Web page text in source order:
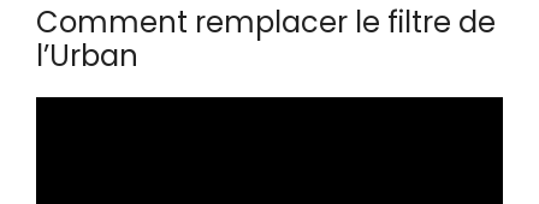
Comment remplacer le filtre de
l’Urban